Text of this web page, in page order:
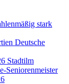
stark
Deutsche
Stadtilm
Seniorenmeister